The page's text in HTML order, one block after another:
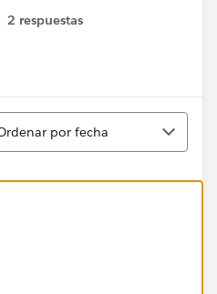
2 respuestas
por fecha